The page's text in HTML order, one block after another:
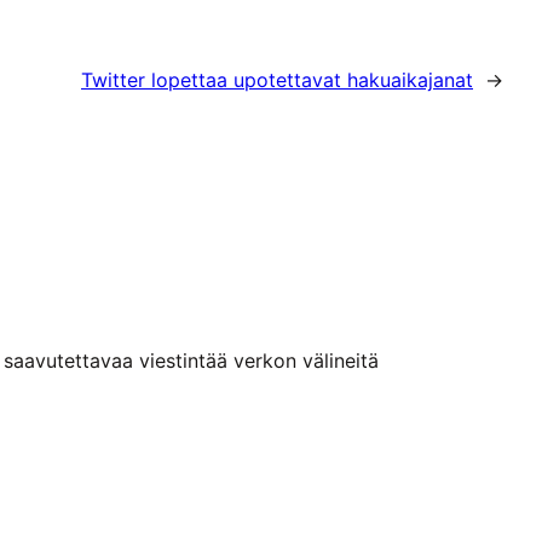
Twitter lopettaa upotettavat hakuaikajanat →
viestintää verkon välineitä